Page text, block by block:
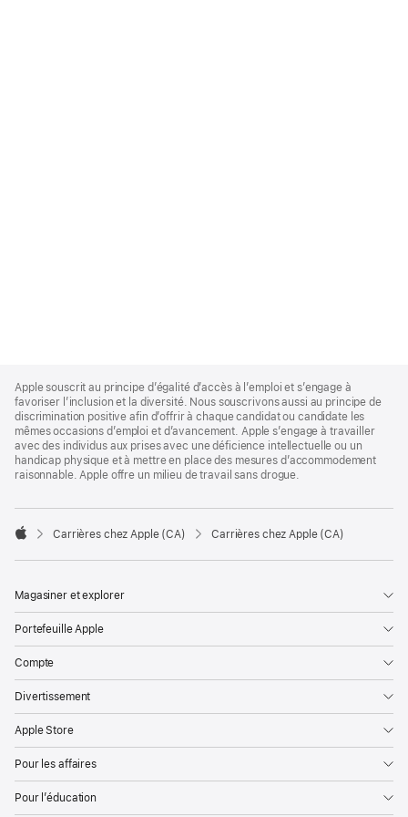
Footer
Apple souscrit au principe d’égalité d’accès à l’emploi et s’engage à
favoriser l’inclusion et la diversité. Nous souscrivons aussi au principe de
discrimination positive afin d’offrir à chaque candidat ou candidate les
mêmes occasions d’emploi et d’avancement. Apple s’engage à travailler
avec des individus aux prises avec une déficience intellectuelle ou un
handicap physique et à mettre en place des mesures d’accommodement
raisonnable. Apple offre un milieu de travail sans drogue.

Carrières chez Apple (CA) Carrières chez Apple (CA)
Magasiner et explorer
Portefeuille Apple
Compte
Divertissement
Apple Store
Pour les affaires
Pour l’éducation